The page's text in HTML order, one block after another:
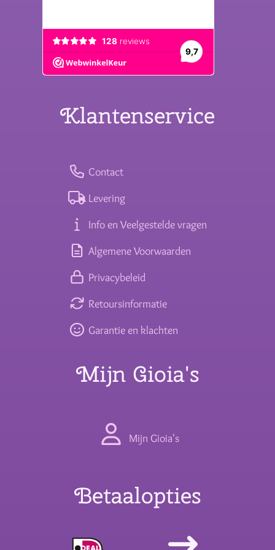
Klantenservice
Contact
Levering
Info en Veelgestelde vragen
Algemene Voorwaarden
Privacybeleid
Retoursinformatie
Garantie en klachten
Mijn Gioia's
Mijn Gioia's
Betaalopties